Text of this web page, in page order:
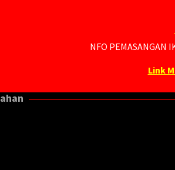
NFO
Link